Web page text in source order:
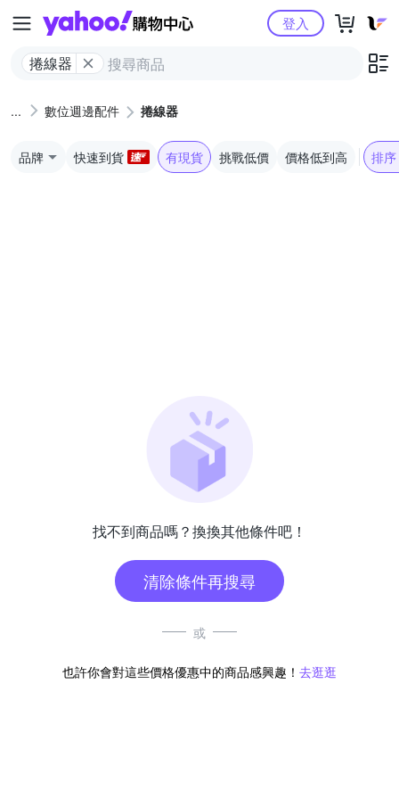
Yahoo購物中心
捲線器
登入
數位週邊配件 捲線器
品牌 快速到貨 有現貨 挑戰低價 價格低到高 排序
找不到商品嗎？換換其他條件吧！
清除條件再搜尋
或
也許你會對這些價格優惠中的商品感興趣！ 去逛逛